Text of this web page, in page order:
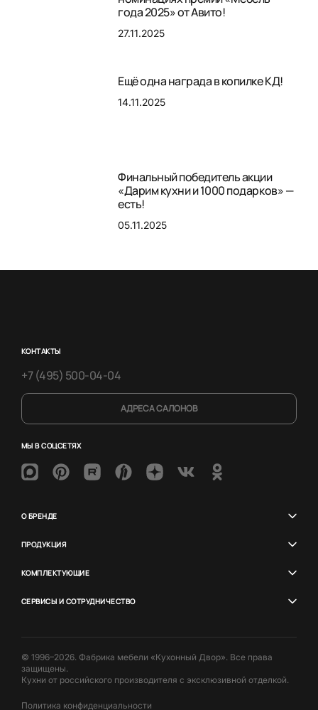
года 2025» от Авито!
27.11.2025
Ещё одна награда в копилке КД!
14.11.2025
Финальный победитель акции
«Дарим кухни и 1000 подарков» —
есть!
05.11.2025
КОНТАКТЫ
+7 (495) 500-04-04
АДРЕСА САЛОНОВ
МЫ В СОЦСЕТЯХ
О БРЕНДЕ
ПРОДУКЦИЯ
КОМПЛЕКТУЮЩИЕ
СЕРВИСЫ И СОТРУДНИЧЕСТВО
© 1996–2026. Фабрика мебели «Кухонный Двор». Все права
защищены.
Кухни от российского производителя с эксклюзивной отделкой.
Политика конфиденциальности